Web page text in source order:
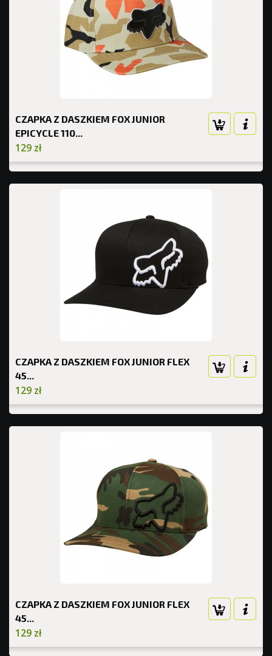
CZAPKA Z DASZKIEM FOX JUNIOR
EPICYCLE 110...
129 zł
CZAPKA Z DASZKIEM FOX JUNIOR FLEX
45...
129 zł
CZAPKA Z DASZKIEM FOX JUNIOR FLEX
45...
129 zł